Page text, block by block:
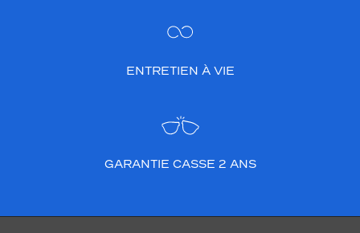
ENTRETIEN À VIE
GARANTIE CASSE 2 ANS